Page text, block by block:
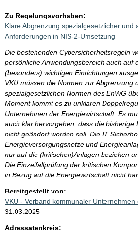
Zu Regelungsvorhaben:
Klare Abgrenzung spezialgesetzlicher und
Anforderungen in NIS-2-Umsetzung
Die bestehenden Cybersicherheitsregeln
persönliche Anwendungsbereich auch auf
(besonders) wichtigen Einrichtungen
VKU müssen die Normen zur Abgrenzung
spezialgesetzlichen Normen des EnWG
Moment kommt es zu unklaren
Unternehmen der Energiewirtschaft. Es
auch klar hervorgehen, dass die bisherige
nicht geändert werden soll. Die IT-
Energieversorgungsnetze und
nur auf die (kritischen)Anlagen beziehen
Die Einzelfallprüfung der kritischen
in Bezug auf die Energiewirtschaft nicht
Bereitgestellt von:
VKU - Verband kommunaler Unternehmen
31.03.2025
Adressatenkreis: